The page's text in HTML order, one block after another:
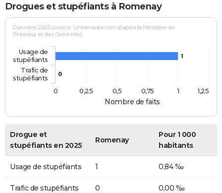
Drogues et stupéfiants à Romenay
Nombre de faits
Données 2025 (source : Linternaute.com d'après le Ministère de
l'Intérieur et des Outre-Mer)
1
0
Usage de
stupéfiants
Trafic de
stupéfiants
0
1
0,25 0,5 0,75 1,25
Drogue et
stupéfiants en 2025
Romenay
Pour 1 000
habitants
Usage de stupéfiants 1 0,84 ‰
Trafic de stupéfiants 0 0,00 ‰